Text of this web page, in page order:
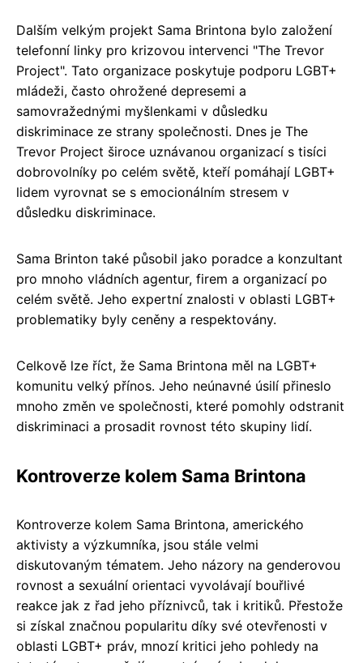
Dalším velkým projekt Sama Brintona bylo založení
telefonní linky pro krizovou intervenci "The Trevor
Project". Tato organizace poskytuje podporu LGBT+
mládeži, často ohrožené depresemi a
samovražednými myšlenkami v důsledku
diskriminace ze strany společnosti. Dnes je The
Trevor Project široce uznávanou organizací s tisíci
dobrovolníky po celém světě, kteří pomáhají LGBT+
lidem vyrovnat se s emocionálním stresem v
důsledku diskriminace.
Sama Brinton také působil jako poradce a konzultant
pro mnoho vládních agentur, firem a organizací po
celém světě. Jeho expertní znalosti v oblasti LGBT+
problematiky byly ceněny a respektovány.
Celkově lze říct, že Sama Brintona měl na LGBT+
komunitu velký přínos. Jeho neúnavné úsilí přineslo
mnoho změn ve společnosti, které pomohly odstranit
diskriminaci a prosadit rovnost této skupiny lidí.
Kontroverze kolem Sama Brintona
Kontroverze kolem Sama Brintona, amerického
aktivisty a výzkumníka, jsou stále velmi
diskutovaným tématem. Jeho názory na genderovou
rovnost a sexuální orientaci vyvolávají bouřlivé
reakce jak z řad jeho příznivců, tak i kritiků. Přestože
si získal značnou popularitu díky své otevřenosti v
oblasti LGBT+ práv, mnozí kritici jeho pohledy na